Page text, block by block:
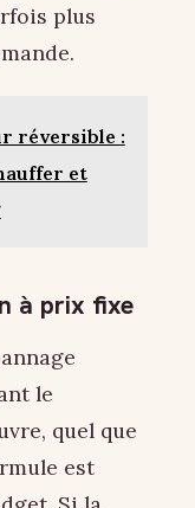
plus
réversible :
et
à prix fixe
le
quel que
est